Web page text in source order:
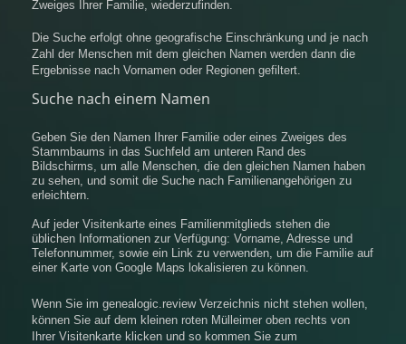
Zweiges Ihrer Familie, wiederzufinden.
Die Suche erfolgt ohne geografische Einschränkung und je nach
Zahl der Menschen mit dem gleichen Namen werden dann die
Ergebnisse nach Vornamen oder Regionen gefiltert.
Suche nach einem Namen
Geben Sie den Namen Ihrer Familie oder eines Zweiges des
Stammbaums in das Suchfeld am unteren Rand des
Bildschirms, um alle Menschen, die den gleichen Namen haben
zu sehen, und somit die Suche nach Familienangehörigen zu
erleichtern.
Auf jeder Visitenkarte eines Familienmitglieds stehen die
üblichen Informationen zur Verfügung: Vorname, Adresse und
Telefonnummer, sowie ein Link zu verwenden, um die Familie auf
einer Karte von Google Maps lokalisieren zu können.
Wenn Sie im genealogic.review Verzeichnis nicht stehen wollen,
können Sie auf dem kleinen roten Mülleimer oben rechts von
Ihrer Visitenkarte klicken und so kommen Sie zum